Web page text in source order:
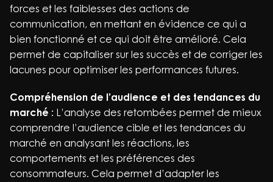
forces et les faiblesses des actions de
communication, en mettant en évidence ce qui a
bien fonctionné et ce qui doit être amélioré. Cela
permet de capitaliser sur les succès et de corriger les
lacunes pour optimiser les performances futures.
Compréhension de l’audience et des tendances du
marché : L’analyse des retombées permet de mieux
comprendre l’audience cible et les tendances du
marché en analysant les réactions, les
comportements et les préférences des
consommateurs. Cela permet d’adapter les